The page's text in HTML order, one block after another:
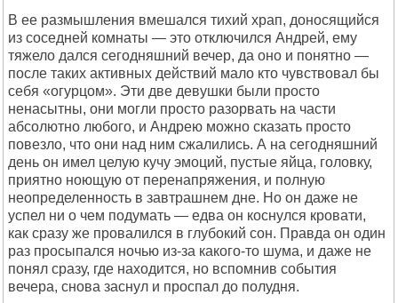
В ее размышления вмешался тихий храп, доносящийся
из соседней комнаты — это отключился Андрей, ему
тяжело дался сегодняшний вечер, да оно и понятно —
после таких активных действий мало кто чувствовал бы
себя «огурцом». Эти две девушки были просто
ненасытны, они могли просто разорвать на части
абсолютно любого, и Андрею можно сказать просто
повезло, что они над ним сжалились. А на сегодняшний
день он имел целую кучу эмоций, пустые яйца, головку,
приятно ноющую от перенапряжения, и полную
неопределенность в завтрашнем дне. Но он даже не
успел ни о чем подумать — едва он коснулся кровати,
как сразу же провалился в глубокий сон. Правда он один
раз просыпался ночью из-за какого-то шума, и даже не
понял сразу, где находится, но вспомнив события
вечера, снова заснул и проспал до полудня.